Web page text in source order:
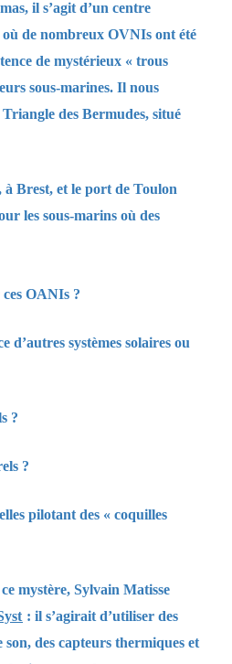
il s’agit d’un centre
de nombreux OVNIs ont été
de mystérieux « trous
sous-marines. Il nous
des Bermudes, situé
Brest, et le port de Toulon
les sous-marins où des
OANIs ?
d’autres systèmes solaires ou
?
?
pilotant des « coquilles
mystère, Sylvain Matisse
: il s’agirait d’utiliser des
son, des capteurs thermiques et